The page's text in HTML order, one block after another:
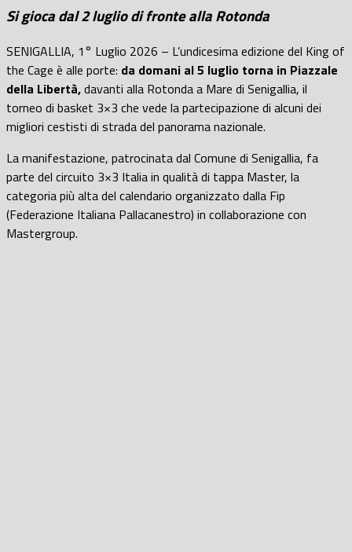
Si gioca dal 2 luglio di fronte alla Rotonda
SENIGALLIA, 1° Luglio 2026 – L’undicesima edizione del King of
the Cage è alle porte: da domani al 5 luglio torna in Piazzale
della Libertà,davanti alla Rotonda a Mare di Senigallia, il
torneo di basket 3×3 che vede la partecipazione di alcuni dei
migliori cestisti di strada del panorama nazionale.
La manifestazione, patrocinata dal Comune di Senigallia, fa
parte del circuito 3×3 Italia in qualità di tappa Master, la
categoria più alta del calendario organizzato dalla Fip
(Federazione Italiana Pallacanestro) in collaborazione con
Mastergroup.